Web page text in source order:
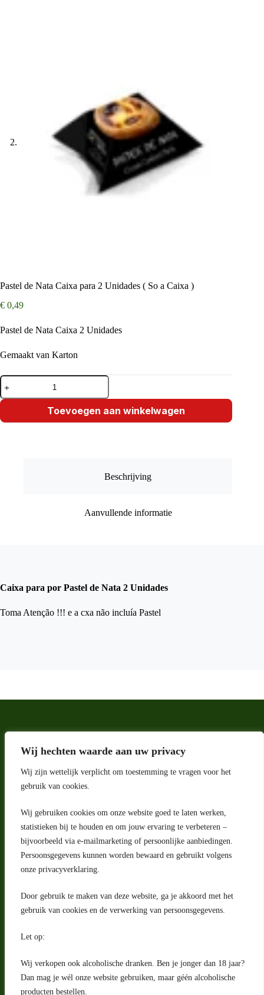
Wij hechten waarde aan uw privacy
Wij zijn wettelijk verplicht om toestemming te vragen voor het
gebruik van cookies.
Wij gebruiken cookies om onze website goed te laten werken,
statistieken bij te houden en om jouw ervaring te verbeteren –
bijvoorbeeld via e-mailmarketing of persoonlijke aanbiedingen.
Persoonsgegevens kunnen worden bewaard en gebruikt volgens
onze privacyverklaring.
Door gebruik te maken van deze website, ga je akkoord met het
gebruik van cookies en de verwerking van persoonsgegevens.
Let op:
Wij verkopen ook alcoholische dranken. Ben je jonger dan 18 jaar?
Dan mag je wél onze website gebruiken, maar géén alcoholische
producten bestellen.
Pastel de Nata Caixa para 2 Unidades ( So a Caixa )
€ 0,49
Pastel de Nata Caixa 2 Unidades
Gemaakt van Karton
Pastel
de
Nata
para
Toevoegen aan winkelwagen
Beschrijving
Aanvullende informatie
Caixa para por Pastel de Nata 2 Unidades
Toma Atenção !!! e a cxa não incluía Pastel
Adres
Riga 4 E
2993 LW Barendrecht
Nederland
Contact
klantenservice@portugeseproducten.nl
Facebook
Herroepingsrecht